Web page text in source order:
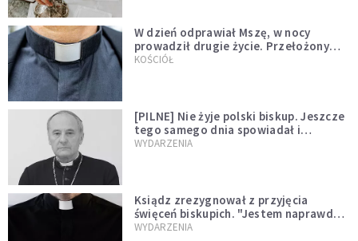
W dzień odprawiał Mszę, w nocy
prowadził drugie życie. Przełożony
kazał mu opuścić zakon
KOŚCIÓŁ
[PILNE] Nie żyje polski biskup. Jeszcze
tego samego dnia spowiadał i
sprawował Mszę świętą
WYDARZENIA
Ksiądz zrezygnował z przyjęcia
święceń biskupich. "Jestem naprawdę
niegodny"
WYDARZENIA